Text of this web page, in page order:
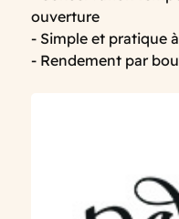
ouverture
- Simple et pratique
- Rendement par